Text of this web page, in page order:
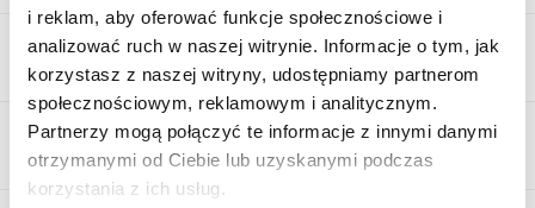
i reklam, aby oferować funkcje społecznościowe i
analizować ruch w naszej witrynie. Informacje o tym, jak
korzystasz z naszej witryny, udostępniamy partnerom
społecznościowym, reklamowym i analitycznym.
Partnerzy mogą połączyć te informacje z innymi danymi
otrzymanymi od Ciebie lub uzyskanymi podczas
korzystania z ich usług.
Naturalne odcienie błękitu, turkusu i granatu sprawiają, że ten
naszyjnik przyciąga uwagę swoją głębią i wyjątkową kolorystyką.
Wykonany z okrągłych kul naturalnego apatytu, stanowi
eleganckie połączenie klasycznej formy z pięknem naturalnych
kamieni. Każdy minerał wyróżnia się własnym rysunkiem oraz
subtelnymi różnicami w barwie, dzięki czemu każdy naszyjnik jest
niepowtarzalny.
Cechy produktu
Turkusowy
Kolor metalu złoty
Opinie